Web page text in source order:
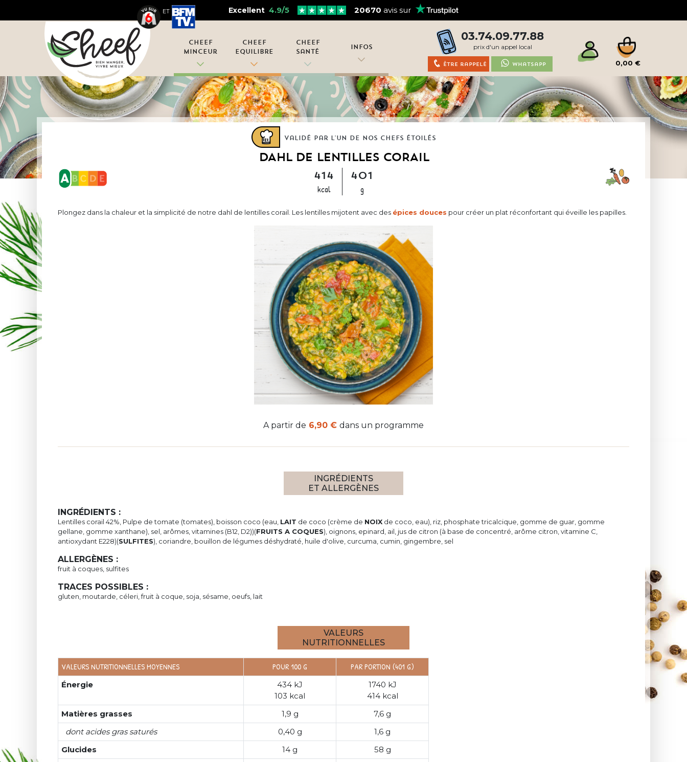
ET Excellent 4.9/5 20670 avis sur
Cheef
Minceur
Cheef
Equilibre
Cheef
Santé
Infos
03.74.09.77.88
prix d'un appel local
Être rappelé Whatsapp 0,00 €
Validé par l'un de nos chefs étoilés
DAHL DE LENTILLES CORAIL
414
kcal
401
g
Plongez dans la chaleur et la simplicité de notre dahl de lentilles corail. Les lentilles mijotent avec des épices douces pour créer un plat réconfortant qui éveille les papilles.
A partir de 6,90 € dans un programme
INGRÉDIENTS
ET ALLERGÈNES
INGRÉDIENTS :
Lentilles corail 42%, Pulpe de tomate (tomates), boisson coco (eau, LAIT de coco (crème de NOIX de coco, eau), riz, phosphate tricalcique, gomme de guar, gomme
gellane, gomme xanthane), sel, arômes, vitamines (B12, D2))(FRUITS A COQUES), oignons, epinard, ail, jus de citron (à base de concentré, arôme citron, vitamine C,
antioxydant E228)(SULFITES), coriandre, bouillon de légumes déshydraté, huile d'olive, curcuma, cumin, gingembre, sel
ALLERGÈNES :
fruit à coques, sulfites
TRACES POSSIBLES :
gluten, moutarde, céleri, fruit à coque, soja, sésame, oeufs, lait
VALEURS
NUTRITIONNELLES
VALEURS NUTRITIONNELLES MOYENNES POUR 100 G PAR PORTION (401 G)
Énergie
434 kJ
103 kcal
1740 kJ
414 kcal
Matières grasses
1,9 g
7,6 g
dont acides gras saturés
0,40 g
1,6 g
Glucides
14 g
58 g